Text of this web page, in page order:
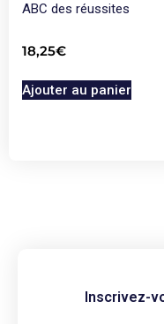
ABC des réussites
18,25€
Ajouter au panier
Inscrivez-